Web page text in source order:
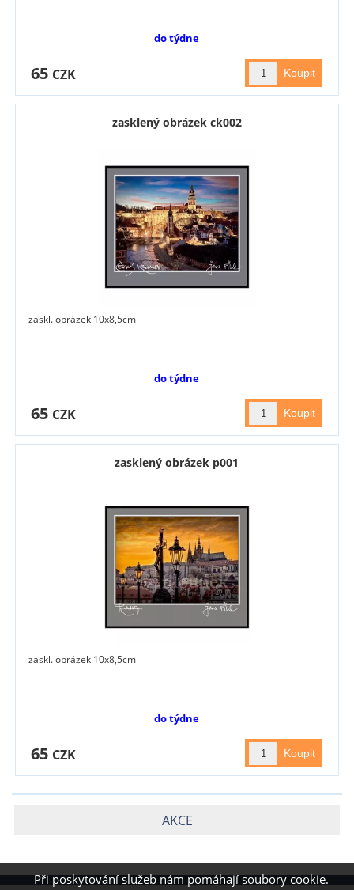
do týdne
65 CZK
zasklený obrázek ck002
zaskl. obrázek 10x8,5cm
do týdne
65 CZK
zasklený obrázek p001
zaskl. obrázek 10x8,5cm
do týdne
65 CZK
AKCE
Při poskytování služeb nám pomáhají soubory cookie.